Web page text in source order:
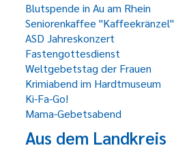
Blutspende in Au am Rhein
Seniorenkaffee "Kaffeekränzel"
ASD Jahreskonzert
Fastengottesdienst
Weltgebetstag der Frauen
Krimiabend im Hardtmuseum
Ki-Fa-Go!
Mama-Gebetsabend
Aus dem Landkreis